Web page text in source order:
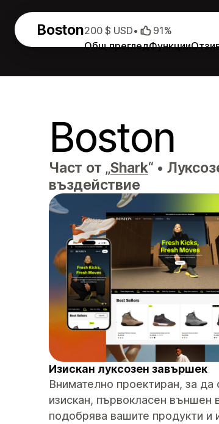
Boston
Общ прегледФункции
200 $ USD• 91%
Boston
Част от „Shark“ •
въздействие
Изискан луксозен завършек
Внимателно проектиран, за да
изискан, първокласен външен
подобрява вашите продукти и